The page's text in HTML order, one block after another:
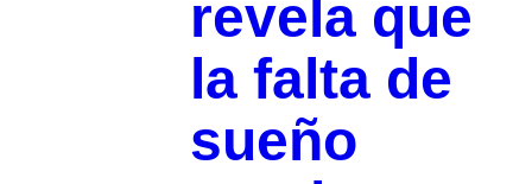
revela que
la falta de
sueño